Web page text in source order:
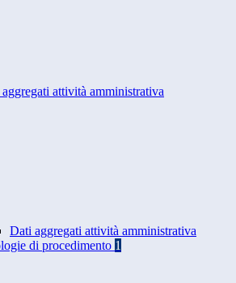
attività amministrativa
Dati aggregati attività amministrativa
di procedimento 1